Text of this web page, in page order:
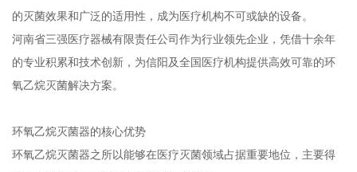
的灭菌效果和广泛的适用性，成为医疗机构不可或缺的设备。
河南省三强医疗器械有限责任公司作为行业领先企业，凭借十余年
的专业积累和技术创新，为信阳及全国医疗机构提供高效可靠的环
氧乙烷灭菌解决方案。
环氧乙烷灭菌器的核心优势
环氧乙烷灭菌器之所以能够在医疗灭菌领域占据重要地位，主要得